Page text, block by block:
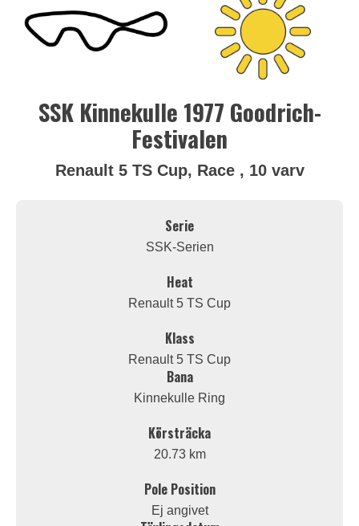
SSK Kinnekulle 1977 Goodrich-
Festivalen
Renault 5 TS Cup, Race , 10 varv
Serie
SSK-Serien
Heat
Renault 5 TS Cup
Klass
Renault 5 TS Cup
Bana
Kinnekulle Ring
Körsträcka
20.73 km
Pole Position
Ej angivet